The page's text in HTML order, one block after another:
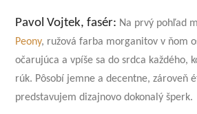
Pavol Vojtek, fasér: Na prvý pohľad
Peony, ružová farba morganitov v ňom
očarujúca a vpíše sa do srdca každého,
rúk. Pôsobí jemne a decentne, zároveň
predstavujem dizajnovo dokonalý šperk.